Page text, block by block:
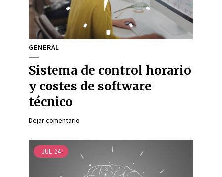
GENERAL
Sistema de control horario
y costes de software
técnico
Dejar comentario
JUL 24